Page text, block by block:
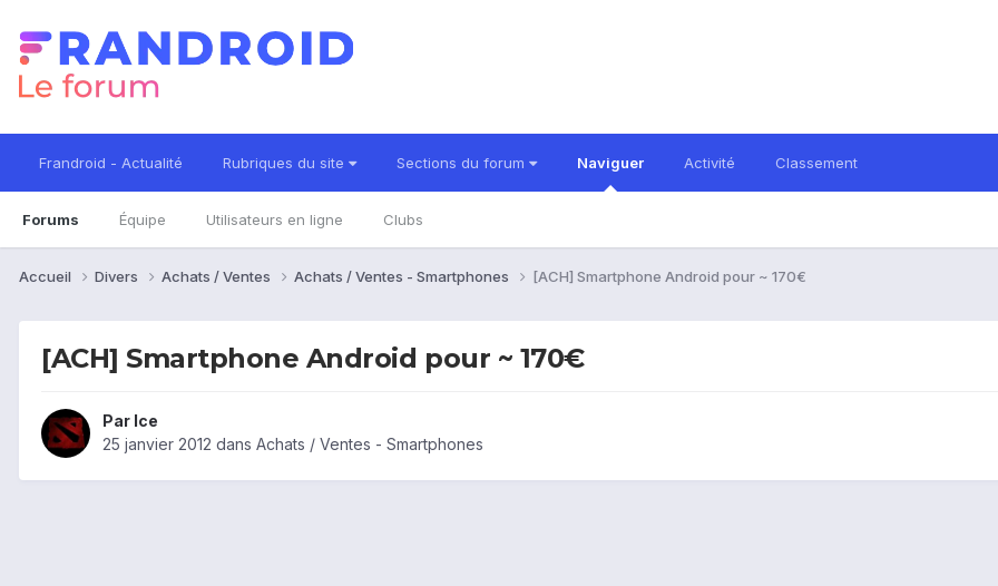
Frandroid - Actualité Rubriques du site Sections du forum Naviguer
Forums Équipe Utilisateurs en ligne Clubs
Activité Classement
Accueil Divers Achats / Ventes Achats / Ventes - Smartphones [ACH] Smartphone Android pour ~ 170€
[ACH] Smartphone Android pour ~ 170€
Par Ice
25 janvier 2012 dans Achats / Ventes - Smartphones